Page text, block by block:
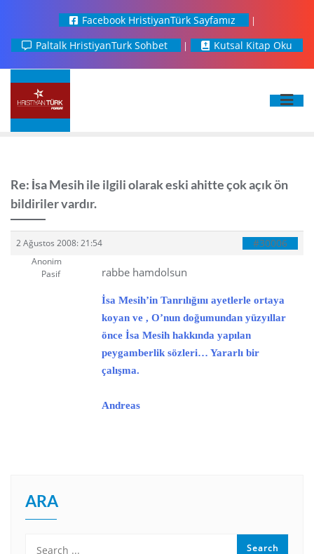
Facebook HristiyanTürk Sayfamız
Paltalk HristiyanTurk Sohbet
Kutsal Kitap Oku
Re: İsa Mesih ile ilgili olarak eski ahitte çok açık ön
bildiriler vardır.
2 Ağustos 2008: 21:54 #30006
Anonim
Pasif
rabbe hamdolsun
İsa Mesih’in Tanrılığını ayetlerle ortaya
koyan ve , O’nun doğumundan yüzyıllar
önce İsa Mesih hakkında yapılan
peygamberlik sözleri… Yararlı bir
çalışma.
Andreas
ARA